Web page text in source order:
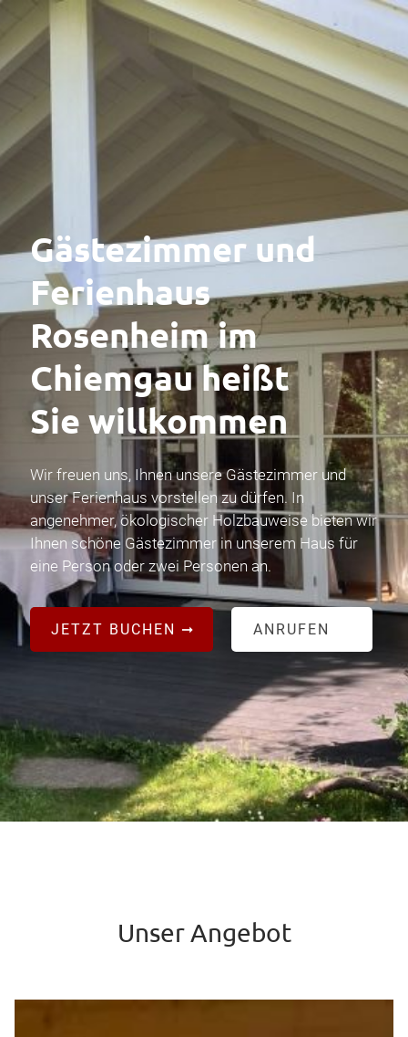
Gästezimmer und
Ferienhaus
Rosenheim im
Chiemgau heißt
Sie willkommen
Wir freuen uns, Ihnen unsere Gästezimmer und
unser Ferienhaus vorstellen zu dürfen. In
angenehmer, ökologischer Holzbauweise bieten wir
Ihnen schöne Gästezimmer in unserem Haus für
eine Person oder zwei Personen an.
JETZT BUCHEN ➞ ANRUFEN
Unser Angebot